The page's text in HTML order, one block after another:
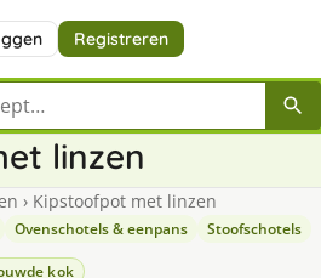
Registreren
linzen
› Kipstoofpot met linzen
Ovenschotels & eenpans Stoofschotels
kok